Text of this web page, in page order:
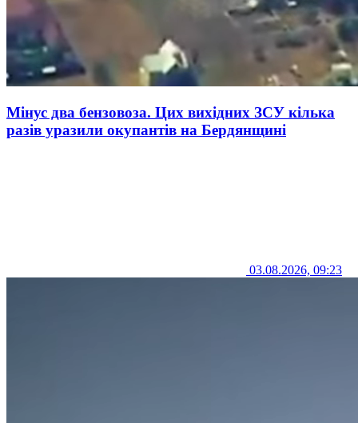
Мінус два бензовоза. Цих вихідних ЗСУ кілька
разів уразили окупантів на Бердянщині
03.08.2026, 09:23